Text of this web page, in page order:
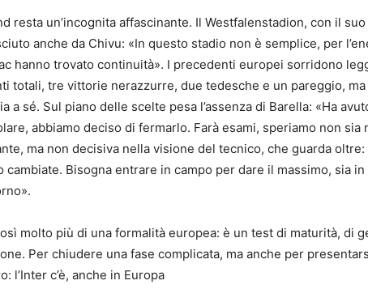
resta un’incognita affascinante. Il Westfalenstadion, con il suo
anche da Chivu: «In questo stadio non è semplice, per
hanno trovato continuità». I precedenti europei sorridono
totali, tre vittorie nerazzurre, due tedesche e un pareggio,
a sé. Sul piano delle scelte pesa l’assenza di Barella: «Ha
abbiamo deciso di fermarlo. Farà esami, speriamo non sia
ma non decisiva nella visione del tecnico, che guarda
cambiate. Bisogna entrare in campo per dare il massimo, sia in
molto più di una formalità europea: è un test di maturità, di
Per chiudere una fase complicata, ma anche per
l’Inter c’è, anche in Europa